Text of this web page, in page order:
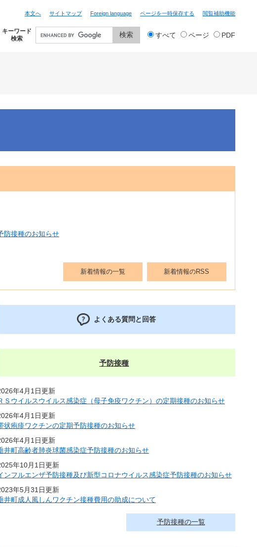
本文へ サイトマップ Foreign language ページを一時保存する 閲覧補助機能
キーワード
検索
検 すべて ページ PDF
防接種のお知らせ
新着情報の一覧 新着情報のRSS
よくある質問と回答
予防接種
年4月1日更新
Ｓウイルスウイルス感染症（母子免疫ワクチン）の定期接種のお知らせ
年4月1日更新
状疱疹ワクチンの定期予防接種のお知らせ
年4月1日更新
井町高齢者肺炎球菌感染症予防接種のお知らせ
年10月1日更新
ンフルエンザ予防接種及び新型コロナウイルス感染症予防接種のお知らせ
年5月31日更新
井町成人風しんワクチン接種費用の助成について
予防接種の一覧